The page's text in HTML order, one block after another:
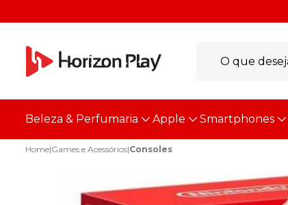
Beleza & Perfumaria Apple Smartphones
Home|Games e Acessórios|Consoles